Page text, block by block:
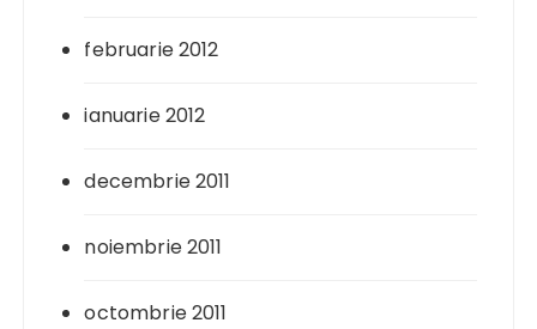
februarie 2012
ianuarie 2012
decembrie 2011
noiembrie 2011
octombrie 2011